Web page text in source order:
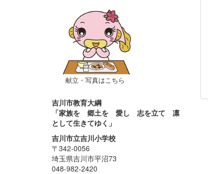
献立・写真はこちら
吉川市教育大綱
「家族を 郷土を 愛し 志を立て 凛
として生きてゆく」
吉川市立吉川小学校
〒342-0056
埼玉県吉川市平沼73
048-982-2420